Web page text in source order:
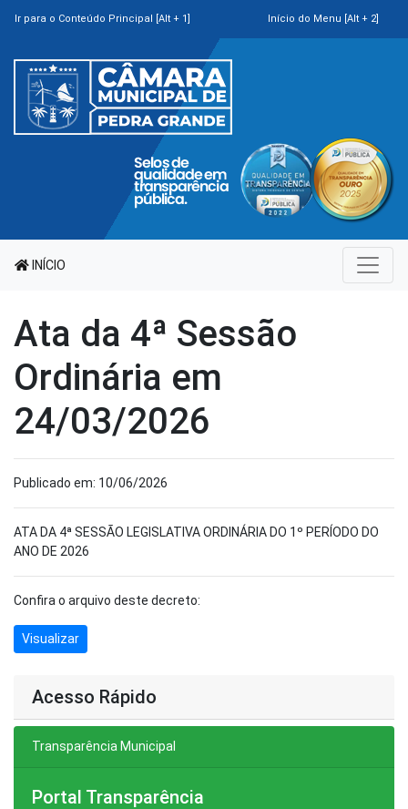
Ir para o Conteúdo Principal [Alt + 1] Início do Menu [Alt + 2]
INÍCIO
Ata da 4ª Sessão
Ordinária em
24/03/2026
Publicado em: 10/06/2026
ATA DA 4ª SESSÃO LEGISLATIVA ORDINÁRIA DO 1º PERÍODO DO
ANO DE 2026
Confira o arquivo deste decreto:
Visualizar
Acesso Rápido
Transparência Municipal
Portal Transparência